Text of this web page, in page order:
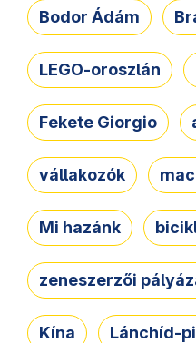
Bodor Ádám
LEGO-oroszlán
Fekete Giorgio
vállakozók
Mi hazánk
zeneszerzői
Kína Lánchíd-